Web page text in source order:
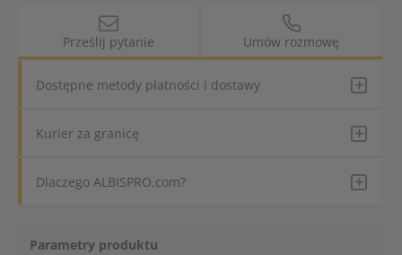
Prześlij pytanie Umów rozmowę
Dostępne metody płatności i dostawy
Kurier za granicę
Dlaczego ALBISPRO.com?
Parametry produktu